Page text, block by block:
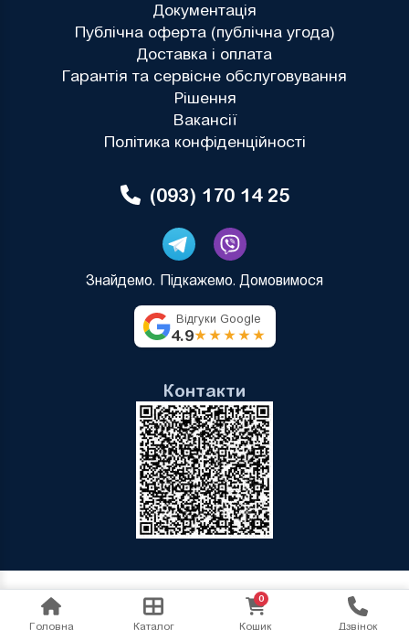
Документація
Публічна оферта (публічна угода)
Доставка і оплата
Гарантія та сервісне обслуговування
Рішення
Вакансії
Політика конфіденційності
(093) 170 14 25
Знайдемо. Підкажемо. Домовимося
Відгуки Google
4.9★★★★★
Контакти
Головна Каталог
0
Кошик Дзвінок